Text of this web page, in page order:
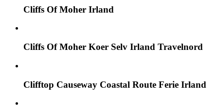
Cliffs Of Moher Irland
Cliffs Of Moher Koer Selv Irland Travelnord
Clifftop Causeway Coastal Route Ferie Irland